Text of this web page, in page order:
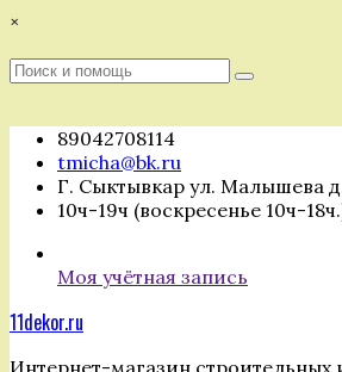
Перейти
содержимому
×
Поиск
Поиск
89042708114
tmicha@bk.ru
Г. Сыктывкар ул. Малышева
10ч-19ч (воскресенье 10ч-
Моя учётная запись
11dekor.ru
Интернет-магазин строительных